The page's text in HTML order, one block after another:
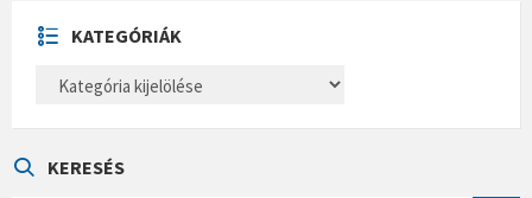
U
M
KATEGÓRIÁK
E
KERESÉS